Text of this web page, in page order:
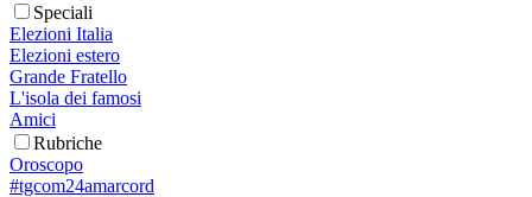
Speciali
Elezioni Italia
Elezioni estero
Grande Fratello
L'isola dei famosi
Amici
Rubriche
Oroscopo
#tgcom24amarcord